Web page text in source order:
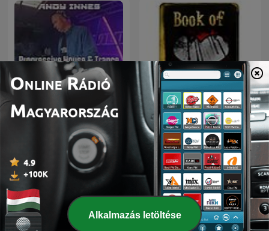
Progressive House &
Trance
Dubstep Mafia
Alkalmazás letöltése